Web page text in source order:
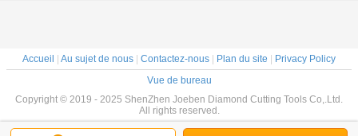
Accueil | Au sujet de nous | Contactez-nous | Plan du site | Privacy Policy
Vue de bureau
Copyright © 2019 - 2025 ShenZhen Joeben Diamond Cutting Tools Co,.Ltd.
All rights reserved.